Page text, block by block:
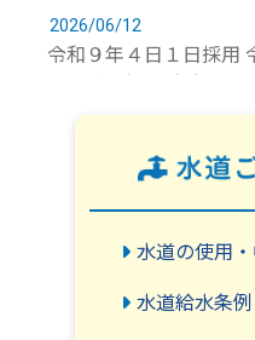
2026/06/12
令和９年４日１日採用
2026/05/29
水道施設の耐震化につ
【追加資料あり】田川
水道の使用
水道給水条例